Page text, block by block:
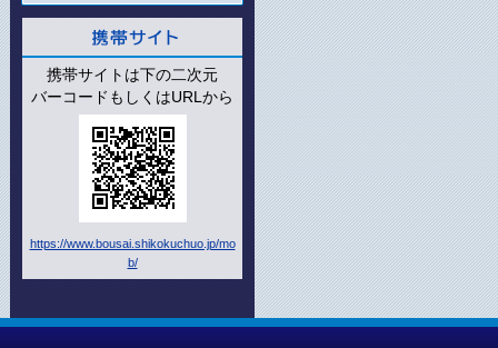
携帯サイトは下の二次元
バーコードもしくはURLから
https://www.bousai.shikokuchuo.jp/mo
b/